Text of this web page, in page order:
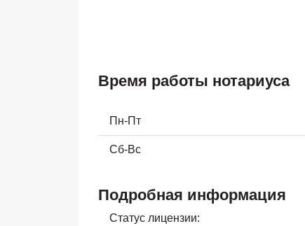
Время работы нотариуса
Пн-Пт
Сб-Вс
Подробная информация
Статус лицензии: